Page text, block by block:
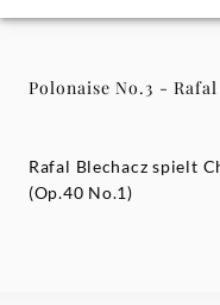
Blechacz
Blechacz
Polonaise No.3 -
Rafal Blechacz spielt
(Op.40 No.1)